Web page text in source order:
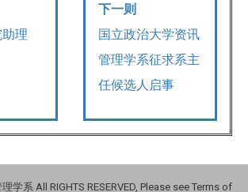
理
下一则
国立政治大学资讯
管理学系征求系主
任候选人启事
学系 All RIGHTS RESERVED, Please see Terms of